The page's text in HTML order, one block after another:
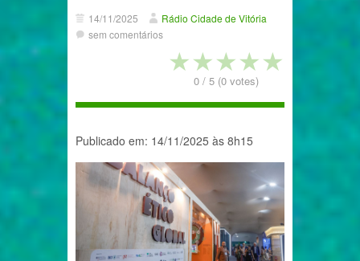
14/11/2025
Rádio Cidade de Vitória
sem comentários
★★★★★
0 / 5 (0 votes)
Publicado em: 14/11/2025 às 8h15